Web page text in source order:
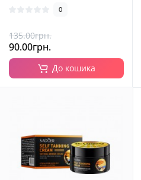
0
135.00грн.
90.00грн.
До кошика